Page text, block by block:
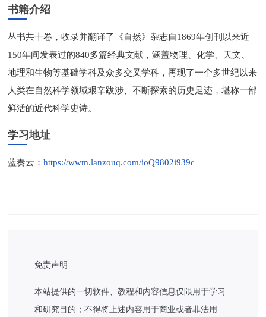
书籍介绍
丛书共十卷，收录并翻译了《自然》杂志自1869年创刊以来近
150年间发表过的840多篇经典文献，涵盖物理、化学、天文、
地理和生物等基础学科及众多交叉学科，再现了一个多世纪以来
人类在自然科学领域艰辛跋涉、不断探索的历史足迹，堪称一部
鲜活的近代科学史诗。
学习地址
蓝奏云：https://wwm.lanzouq.com/ioQ9802i939c
免责声明
本站提供的一切软件、教程和内容信息仅限用于学习
和研究目的；不得将上述内容用于商业或者非法用